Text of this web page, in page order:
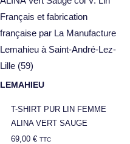
LEMAHIEU
T-SHIRT PUR LIN FEMME
ALINA VERT SAUGE
69,00 € TTC